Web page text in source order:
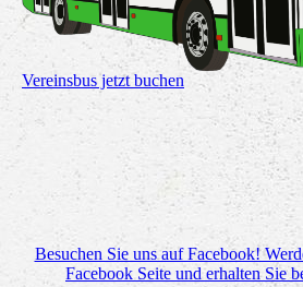
Vereinsbus jetzt buchen
Besuchen Sie uns auf Facebook!
Facebook Seite und erhalten Sie